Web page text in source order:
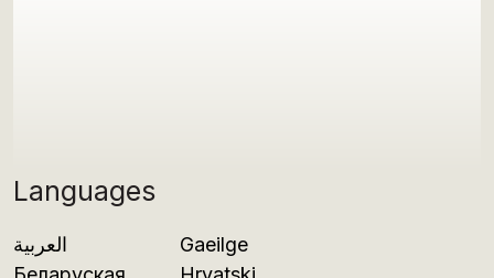
Languages
العربية
Gaeilge